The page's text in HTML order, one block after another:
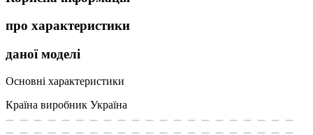
про характеристики
даної моделі
Основні характеристики
Країна виробник Україна